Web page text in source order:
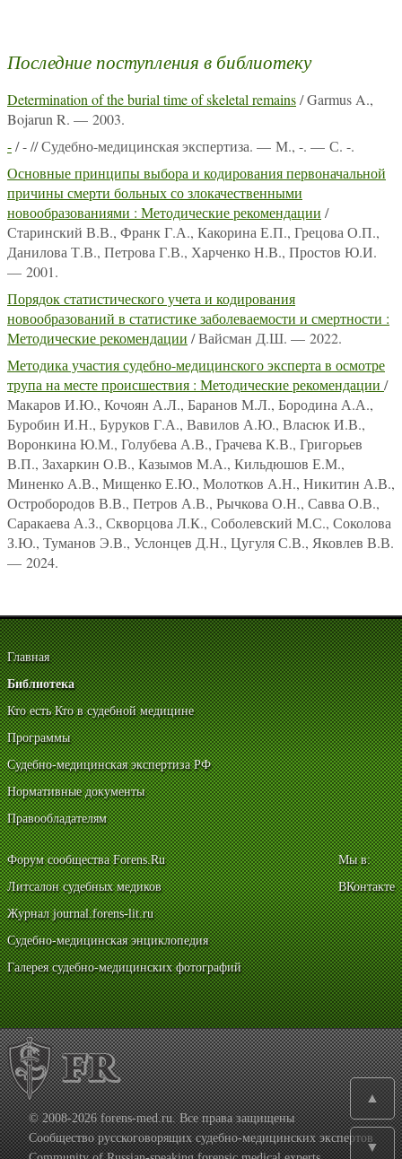
Последние поступления в библиотеку
Determination of the burial time of skeletal remains/ Garmus A.,
Bojarun R. — 2003.
-/ - // Судебно-медицинская экспертиза. — М., -. — С. -.
Основные принципы выбора и кодирования первоначальной
причины смерти больных со злокачественными
новообразованиями : Методические рекомендации /
Старинский В.В., Франк Г.А., Какорина Е.П., Грецова О.П.,
Данилова Т.В., Петрова Г.В., Харченко Н.В., Простов Ю.И.
— 2001.
Порядок статистического учета и кодирования
новообразований в статистике заболеваемости и смертности :
Методические рекомендации / Вайсман Д.Ш. — 2022.
Методика участия судебно-медицинского эксперта в осмотре
трупа на месте происшествия : Методические рекомендации /
Макаров И.Ю., Кочоян А.Л., Баранов М.Л., Бородина А.А.,
Буробин И.Н., Буруков Г.А., Вавилов А.Ю., Власюк И.В.,
Воронкина Ю.М., Голубева А.В., Грачева К.В., Григорьев
В.П., Захаркин О.В., Казымов М.А., Кильдюшов Е.М.,
Миненко А.В., Мищенко Е.Ю., Молотков А.Н., Никитин А.В.,
Остробородов В.В., Петров А.В., Рычкова О.Н., Савва О.В.,
Саракаева А.З., Скворцова Л.К., Соболевский М.С., Соколова
З.Ю., Туманов Э.В., Услонцев Д.Н., Цугуля С.В., Яковлев В.В.
— 2024.
Главная
Библиотека
Кто есть Кто в судебной медицине
Программы
Судебно-медицинская экспертиза РФ
Нормативные документы
Правообладателям
Форум сообщества Forens.Ru
Литсалон судебных медиков
Журнал journal.forens-lit.ru
Судебно-медицинская энциклопедия
Галерея судебно-медицинских фотографий
Мы в:
ВКонтакте
© 2008-2026 forens-med.ru. Все права защищены
Сообщество русскоговорящих судебно-медицинских экспертов
▲
▼